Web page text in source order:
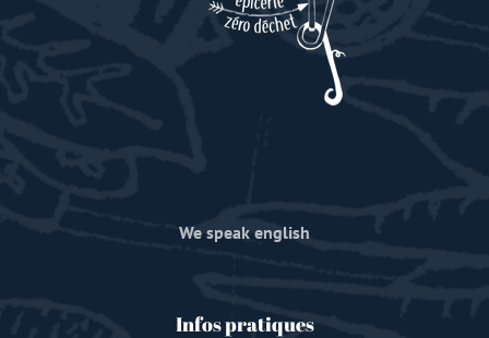
We speak english
Infos pratiques